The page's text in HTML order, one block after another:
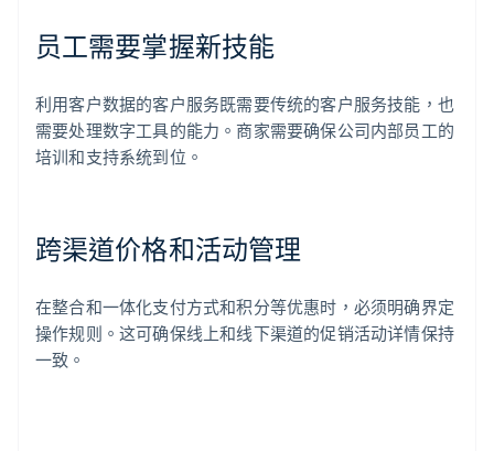
员工需要掌握新技能
利用客户数据的客户服务既需要传统的客户服务技能，也
需要处理数字工具的能力。商家需要确保公司内部员工的
培训和支持系统到位。
跨渠道价格和活动管理
在整合和一体化支付方式和积分等优惠时，必须明确界定
操作规则。这可确保线上和线下渠道的促销活动详情保持
一致。